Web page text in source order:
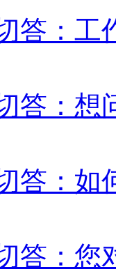
答：工
答：想
答：如
答：您